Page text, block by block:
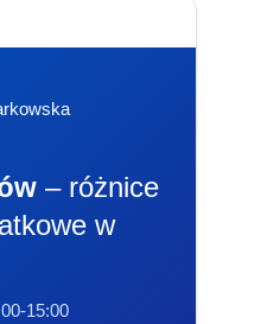
– różnice
w
15:00